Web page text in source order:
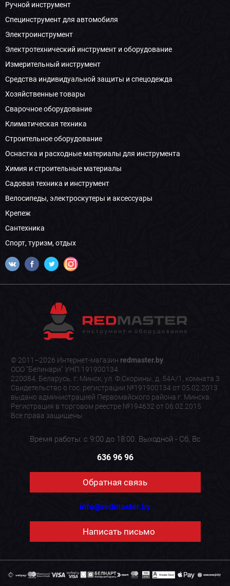
Ручной инструмент
Специнструмент для автомобиля
Электроинструмент
Электротехнический инструмент и оборудование
Измерительный инструмент
Средства индивидуальной защиты и спецодежда
Хозяйственные товары
Сварочное оборудование
Климатическая техника
Строительное оборудование
Оснастка и расходные материалы для инструмента
Химия и строительные материалы
Садовая техника и инструмент
Велосипеды, электроскутеры и аксессуары
Крепеж
Сантехника
Спорт, туризм, отдых
© 2011–2026 Интернет-магазин redmaster.by.
ООО "Белинари" УНП 191900134
220084, Беларусь, г. Минск, ул. Ф.Скорины, д. 54А/1, комната 3
Свидетельство о гос. регистрации №191900134 от 05.02.2013
выдано администрацией Первомайского района г. Минска.
Регистрация в торговом реестре №194632 от 06.02.2015
Все права защищены
Время работы: с 9:00 до 18:00. Выходной - Сб, Вс
636 96 96
Обратная связь
info@redmaster.by
Написать письмо